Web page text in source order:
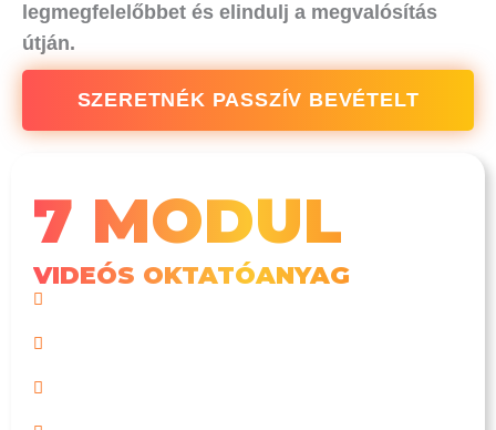
7 MODUL
VIDEÓS OKTATÓANYAG
legmegfelelőbbet és elindulj a megvalósítás
útján.
SZERETNÉK PASSZÍV BEVÉTELT